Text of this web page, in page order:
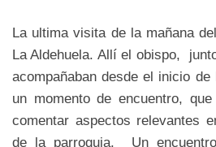
La ultima visita de la mañana
La Aldehuela. Allí el obispo,
acompañaban desde el inicio
un momento de encuentro,
comentar aspectos relevantes
de la parroquia. Un